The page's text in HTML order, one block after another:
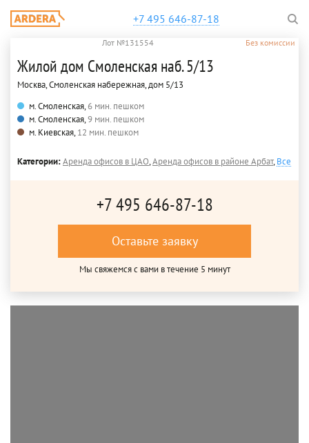
+7 495 646-87-18
Лот №131554 Без комиссии
Жилой дом Смоленская наб. 5/13
Москва, Смоленская набережная, дом 5/13
м. Смоленская,6 мин. пешком
м. Смоленская,9 мин. пешком
м. Киевская,12 мин. пешком
Категории:Аренда офисов в ЦАО,Аренда офисов в районе Арбат,Все
+7 495 646-87-18
Оставьте заявку
Мы свяжемся с вами в течение 5 минут